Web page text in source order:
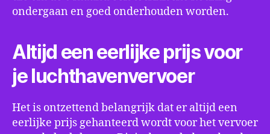
ondergaan en goed onderhouden worden.
Altijd een eerlijke prijs voor
je luchthavenvervoer
Het is ontzettend belangrijk dat er altijd een
eerlijke prijs gehanteerd wordt voor het vervoer